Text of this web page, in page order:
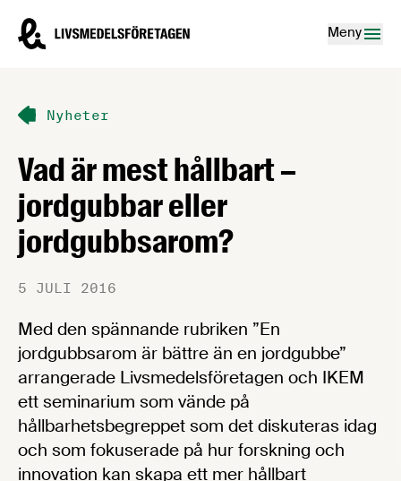
Livsmedelsföretagen – till startsidan
Meny
Nyheter
Vad är mest hållbart –
jordgubbar eller
jordgubbsarom?
5 JULI 2016
Med den spännande rubriken ”En
jordgubbsarom är bättre än en jordgubbe”
arrangerade Livsmedelsföretagen och IKEM
ett seminarium som vände på
hållbarhetsbegreppet som det diskuteras idag
och som fokuserade på hur forskning och
innovation kan skapa ett mer hållbart